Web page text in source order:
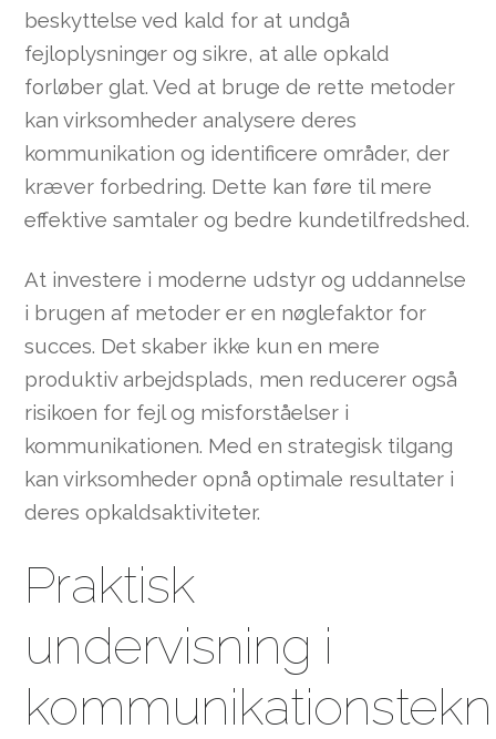
beskyttelse ved kald for at undgå
fejloplysninger og sikre, at alle opkald
forløber glat. Ved at bruge de rette metoder
kan virksomheder analysere deres
kommunikation og identificere områder, der
kræver forbedring. Dette kan føre til mere
effektive samtaler og bedre kundetilfredshed.
At investere i moderne udstyr og uddannelse
i brugen af metoder er en nøglefaktor for
succes. Det skaber ikke kun en mere
produktiv arbejdsplads, men reducerer også
risikoen for fejl og misforståelser i
kommunikationen. Med en strategisk tilgang
kan virksomheder opnå optimale resultater i
deres opkaldsaktiviteter.
Praktisk
undervisning i